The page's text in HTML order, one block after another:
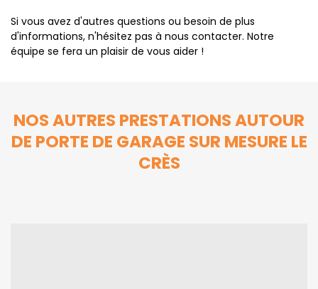
Si vous avez d'autres questions ou besoin de plus
d'informations, n'hésitez pas à nous contacter. Notre
équipe se fera un plaisir de vous aider !
NOS AUTRES PRESTATIONS AUTOUR
DE PORTE DE GARAGE SUR MESURE LE
CRÈS